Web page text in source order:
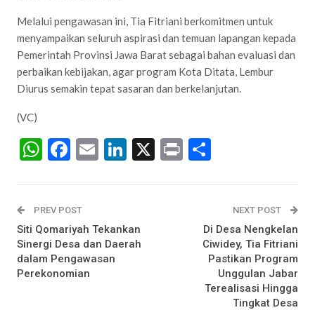
Melalui pengawasan ini, Tia Fitriani berkomitmen untuk
menyampaikan seluruh aspirasi dan temuan lapangan kepada
Pemerintah Provinsi Jawa Barat sebagai bahan evaluasi dan
perbaikan kebijakan, agar program Kota Ditata, Lembur
Diurus semakin tepat sasaran dan berkelanjutan.
(VC)
WhatsApp
Facebook
EmailLinkedIn
X Print
PREV POST
Siti Qomariyah Tekankan
Sinergi Desa dan Daerah
dalam Pengawasan
Perekonomian
NEXT POST
Di Desa Nengkelan
Ciwidey, Tia Fitriani
Pastikan Program
Unggulan Jabar
Terealisasi Hingga
Tingkat Desa